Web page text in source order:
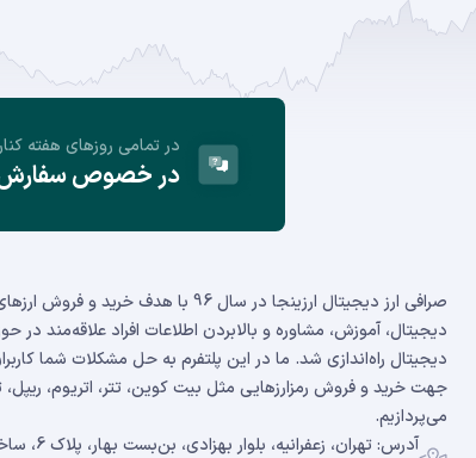
در تمامی روز‌های هفته
در خصوص سفارش
صرافی ارز دیجیتال ارزینجا در سال 96 با هدف خرید و فروش
دیجیتال، آموزش، مشاوره و بالابردن اطلاعات افراد علاقه‌مند در
دیجیتال راه‌اندازی شد. ما در این پلتفرم به حل مشکلات شما
جهت خرید و فروش رمزارزهایی مثل بیت کوین، تتر، اتریوم،
می‌پردازیم.
آدرس: تهران، زعفرانیه،